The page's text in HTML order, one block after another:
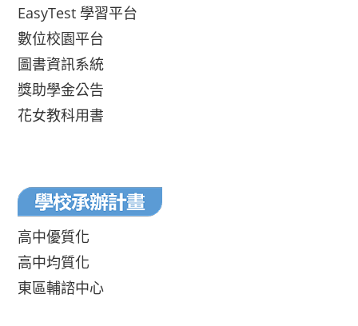
EasyTest 學習平台
數位校園平台
圖書資訊系統
獎助學金公告
花女教科用書
高中優質化
高中均質化
東區輔諮中心